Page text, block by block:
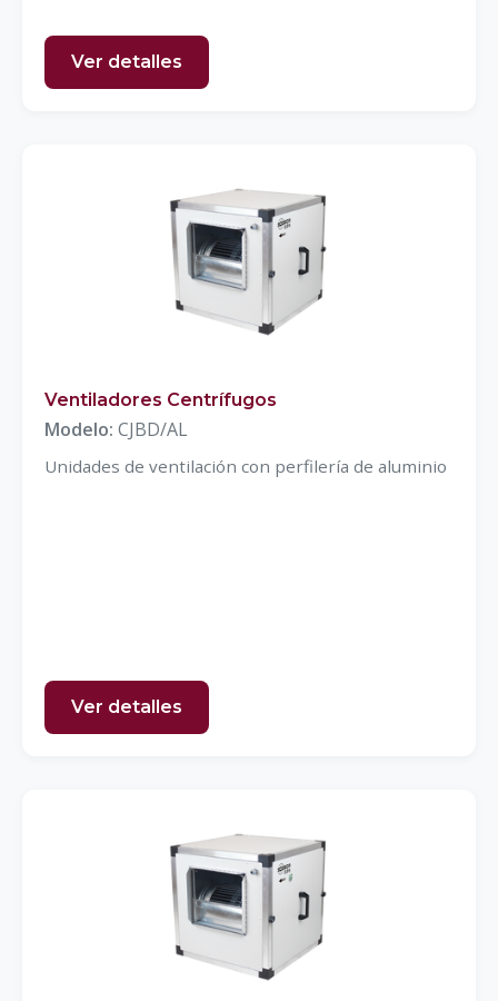
Ver detalles
Ventiladores Centrífugos
Modelo: CJBD/AL
Unidades de ventilación con perfilería de aluminio
Ver detalles